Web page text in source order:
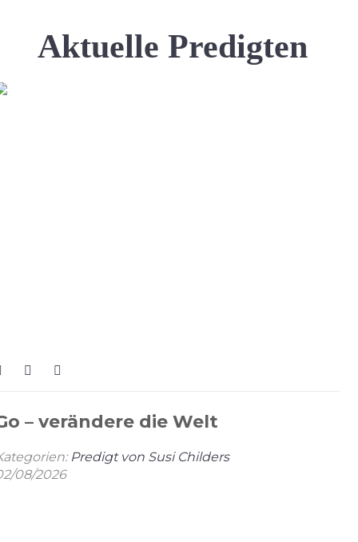
Aktuelle Predigten
– verändere die Welt
Predigt von Susi Childers
08/2026